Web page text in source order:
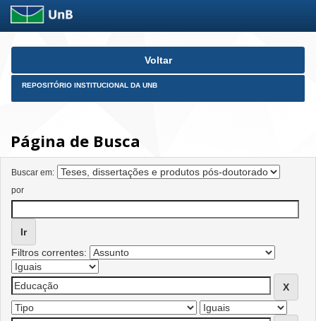
Skip
Voltar
REPOSITÓRIO INSTITUCIONAL DA UNB
Página de Busca
Buscar em:
por
Filtros correntes: